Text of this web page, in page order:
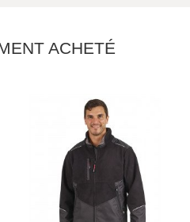
ACHETÉ